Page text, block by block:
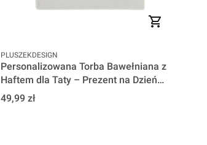
PRODUCENT
PLUSZEKDESIGN
Personalizowana Torba Bawełniana z
Haftem dla Taty – Prezent na Dzień
Ojca - Dad
Cena
49,99 zł